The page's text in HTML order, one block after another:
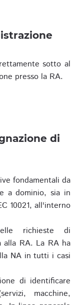
sotto al
presso la RA.
di
fondamentali da
a dominio, sia in
10021, all'interno
richieste di
RA. La RA ha
NA in tutti i casi
di identificare
macchine,